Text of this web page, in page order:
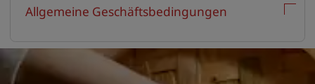
Allgemeine Geschäftsbedingungen